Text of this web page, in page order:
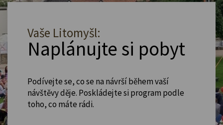
Vaše Litomyšl:
Naplánujte si pobyt
Podívejte se, co se na návrší během vaší
návštěvy děje. Poskládejte si program podle
toho, co máte rádi.